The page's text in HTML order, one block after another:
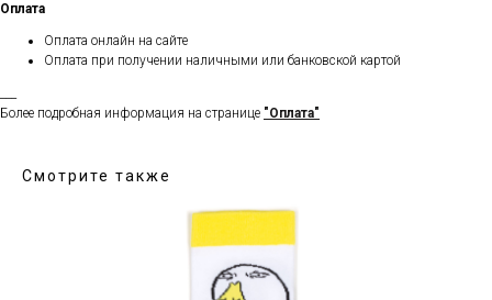
Оплата
Оплата онлайн на сайте
Оплата при получении наличными или банковской картой
Более подробная информация на странице "Оплата"
Смотрите также